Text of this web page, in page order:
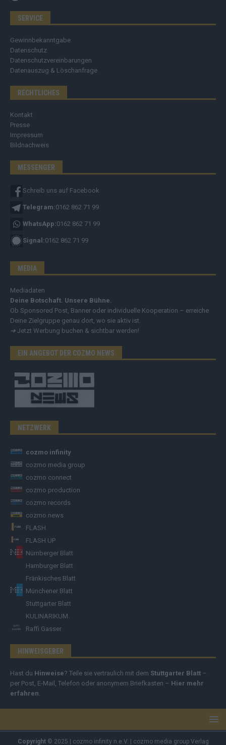
SERVICE
Gewinnbekanntgabe
Datenschutz
Datenschutzvereinbarungen
Datenauszug & Löschanfrage
RECHTLICHES
Kontakt
Presse
Impressum
Bildnachweis
MESSENGER
Schreib uns auf Facebook
Telegram:0162 862 71 99
WhatsApp:0162 862 71 99
Signal:0162 862 71 99
MEDIA
Mediadaten
Deine Botschaft. Unsere Bühne.
Ob Sponsored Post, Banner oder individuelle Kooperation – erreiche
Deine Zielgruppe genau dort, wo sie aktiv ist.
➔ Jetzt Werbung buchen & sichtbar werden!
EIN ANGEBOT DER COZMO NEWS
NETZWERK
cozmo infinity
cozmo media group
cozmo connect
cozmo production
cozmo records
cozmo news
FLASH
FLASH UP
Nürnberger Blatt
Hamburger Blatt
Fränkisches Blatt
Münchener Blatt
Stuttgarter Blatt
KULINARIKUM.
Raffi Gasser
HINWEISGEBER
Hast du Hinweise? Teile sie vertraulich mit dem Stuttgarter Blatt –
per Post, E-Mail, Telefon oder anonymem Briefkasten – Hier mehr
erfahren.
Copyright© 2025 | cozmo infinity n.e.V. | cozmo media group Verlag